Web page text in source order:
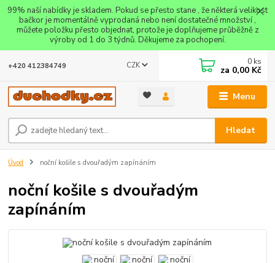
99% naší nabídky je skladem. Pokud se přesto stane , že některá velikost
bačkor je momentálně vyprodaná nebo není dostatečné množství ,
můžete položku přesto objednat, protože je doplňujeme průběžně z
výroby od 1 do 3 týdnů. Děkujeme za pochopení.
Menu
CZK
Hledat
+420 412384749 0 ks
za 0,00 Kč
Úvod noční košile s dvouřadým zapínáním
noční košile s dvouřadým
zapínáním